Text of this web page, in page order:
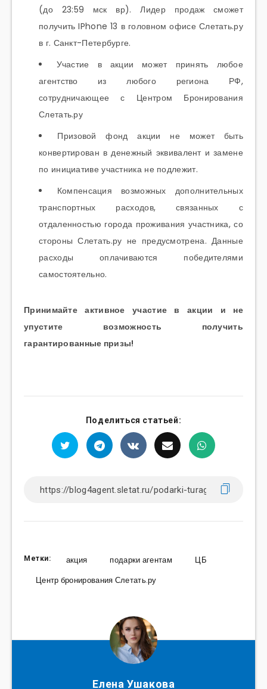
(до 23:59 мск вр). Лидер продаж сможет
получить IPhone 13 в головном офисе Слетать.ру
в г. Санкт-Петербурге.
Участие в акции может принять любое
агентство из любого региона РФ,
сотрудничающее с Центром Бронирования
Слетать.ру
Призовой фонд акции не может быть
конвертирован в денежный эквивалент и замене
по инициативе участника не подлежит.
Компенсация возможных дополнительных
транспортных расходов, связанных с
отдаленностью города проживания участника, со
стороны Слетать.ру не предусмотрена. Данные
расходы оплачиваются победителями
самостоятельно.
Принимайте активное участие в акции и не
упустите возможность получить
гарантированные призы!
Поделиться статьей:
Метки: акция подарки агентам
ЦБ
Центр бронирования Слетать.ру
Елена Ушакова